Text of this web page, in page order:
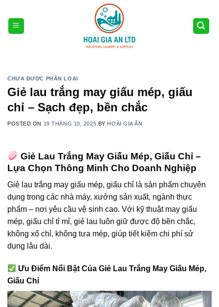
content
CHƯA ĐƯỢC PHÂN LOẠI
Giẻ lau trắng may giấu mép, giấu
chỉ – Sạch đẹp, bền chắc
POSTED ON 19 THÁNG 10, 2025 BY HOÀI GIA ÂN
Giẻ Lau Trắng May Giấu Mép, Giấu Chỉ –
Lựa Chọn Thông Minh Cho Doanh Nghiệp
Giẻ lau trắng may giấu mép, giấu chỉ là sản phẩm chuyên
dụng trong các nhà máy, xưởng sản xuất, ngành thực
phẩm – nơi yêu cầu vệ sinh cao. Với kỹ thuật may giấu
mép, giấu chỉ tỉ mỉ, giẻ lau luôn giữ được độ bền chắc,
không xổ chỉ, không tưa mép, giúp tiết kiệm chi phí sử
dụng lâu dài.
Ưu Điểm Nổi Bật Của Giẻ Lau Trắng May Giấu Mép,
Giấu Chỉ